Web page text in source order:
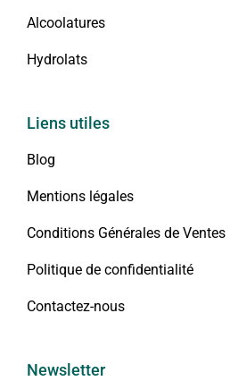
Alcoolatures
Hydrolats
Liens utiles
Blog
Mentions légales
Conditions Générales de Ventes
Politique de confidentialité
Contactez-nous
Newsletter